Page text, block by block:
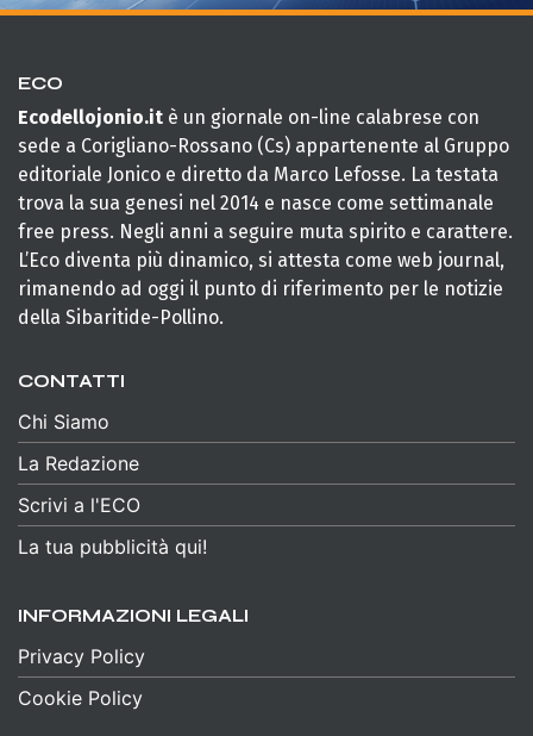
ECO
Ecodellojonio.it è un giornale on-line calabrese con
sede a Corigliano-Rossano (Cs) appartenente al Gruppo
editoriale Jonico e diretto da Marco Lefosse. La testata
trova la sua genesi nel 2014 e nasce come settimanale
free press. Negli anni a seguire muta spirito e carattere.
L’Eco diventa più dinamico, si attesta come web journal,
rimanendo ad oggi il punto di riferimento per le notizie
della Sibaritide-Pollino.
CONTATTI
Chi Siamo
La Redazione
Scrivi a l'ECO
La tua pubblicità qui!
INFORMAZIONI LEGALI
Privacy Policy
Cookie Policy